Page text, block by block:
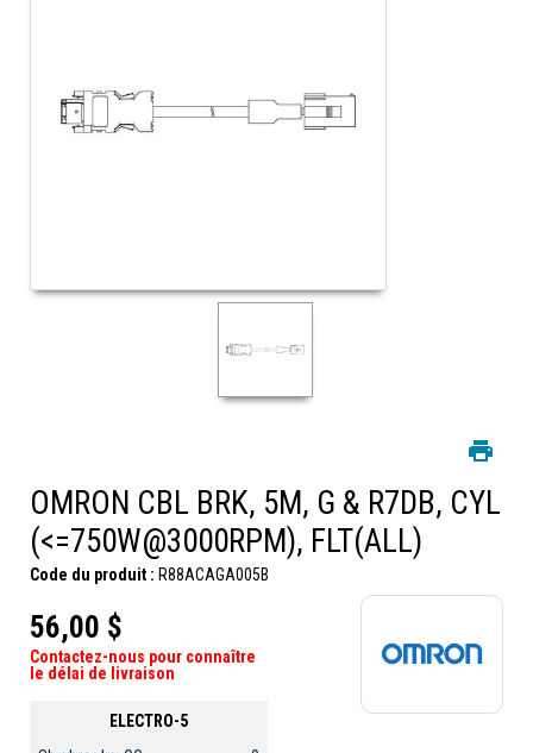
OMRON CBL BRK, 5M, G & R7DB, CYL
(<=750W@3000RPM), FLT(ALL)
Code du produit : R88ACAGA005B
56,00 $
Contactez-nous pour connaître
le délai de livraison
ELECTRO-5